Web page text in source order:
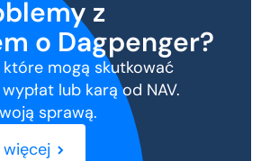
z
o Dagpenger?
które mogą skutkować
lub karą od NAV.
sprawą.
więcej